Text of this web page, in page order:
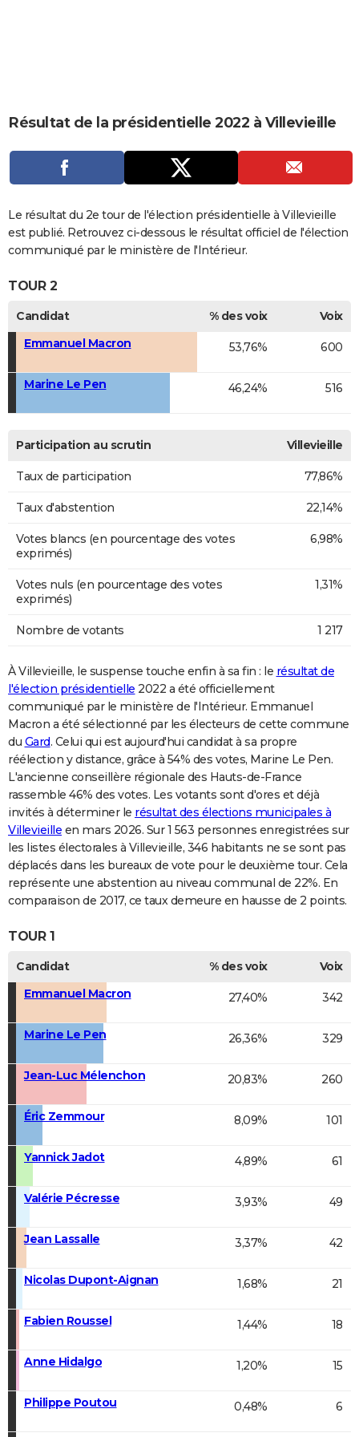
CARTE DE VOEUX
DICTIONNAIRE
Dictionnaire
Biographies
Expressions
Proverbes
PROGRAMME TV
COPAINS D'AVANT
S'inscrire
Se connecter
Lycées
Collèges
Primaires
Universités
Entreprises
Service militaire
Avis de recherche
AVIS DE DÉCÈS
FORUM
Bricolage
Culture
Television
Voyage
Résultat de la présidentielle 2022 à Villevieille
Le résultat du 2e tour de l'élection présidentielle à Villevieille
est publié. Retrouvez ci-dessous le résultat officiel de l'élection
communiqué par le ministère de l'Intérieur.
TOUR 2
Candidat % des voix
Voix
Emmanuel Macron
53,76% 600
Marine Le Pen 46,24% 516
Participation au scrutin Villevieille
Taux de participation 77,86%
Taux d'abstention 22,14%
Votes blancs (en pourcentage des votes
exprimés)
6,98%
Votes nuls (en pourcentage des votes
exprimés)
1,31%
Nombre de votants 1 217
À Villevieille, le suspense touche enfin à sa fin : le résultat de
l'élection présidentielle 2022 a été officiellement
communiqué par le ministère de l'Intérieur. Emmanuel
Macron a été sélectionné par les électeurs de cette commune
du Gard. Celui qui est aujourd'hui candidat à sa propre
réélection y distance, grâce à 54% des votes, Marine Le Pen.
L'ancienne conseillère régionale des Hauts-de-France
rassemble 46% des votes. Les votants sont d'ores et déjà
invités à déterminer le résultat des élections municipales à
Villevieille en mars 2026. Sur 1 563 personnes enregistrées sur
les listes électorales à Villevieille, 346 habitants ne se sont pas
déplacés dans les bureaux de vote pour le deuxième tour. Cela
représente une abstention au niveau communal de 22%. En
comparaison de 2017, ce taux demeure en hausse de 2 points.
TOUR 1
Candidat % des voix
Voix
Emmanuel Macron
27,40% 342
Marine Le Pen 26,36% 329
Jean-Luc Mélenchon 20,83% 260
Éric Zemmour 8,09% 101
Yannick Jadot 4,89% 61
Valérie Pécresse 3,93% 49
Jean Lassalle 3,37% 42
Nicolas Dupont-Aignan 1,68% 21
Fabien Roussel 1,44% 18
Anne Hidalgo 1,20% 15
Philippe Poutou 0,48% 6